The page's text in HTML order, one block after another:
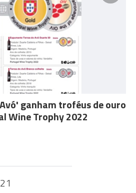
ganham troféus de ouro
Wine Trophy 2022